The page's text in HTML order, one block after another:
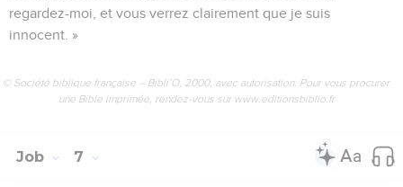
regardez-moi, et vous verrez clairement que je suis
innocent. »
© Société biblique française – Bibli’O, 2000, avec autorisation. Pour vous procurer
une Bible imprimée, rendez-vous sur www.editionsbiblio.fr
Job 7